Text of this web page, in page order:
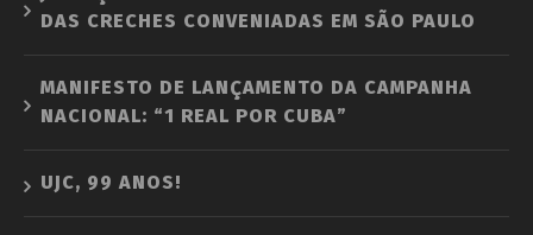
DAS CRECHES CONVENIADAS EM SÃO PAULO
MANIFESTO DE LANÇAMENTO DA CAMPANHA
NACIONAL: “1 REAL POR CUBA”
UJC, 99 ANOS!